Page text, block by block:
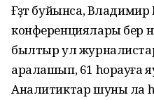
Ғәҙәт буйынса,
конференциялары бер нисә
былтыр ул журналистар
аралашып, 61 һорауға
Аналитиктар шуны ла